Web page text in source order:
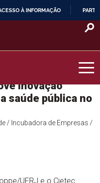
À INFORMAÇÃO
inovação
saúde pública no
/ Incubadora de Empresas /
UFRJ e o Cietec